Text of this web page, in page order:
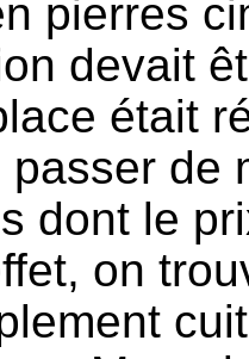
pierres
devait
était
passer
dont le
on